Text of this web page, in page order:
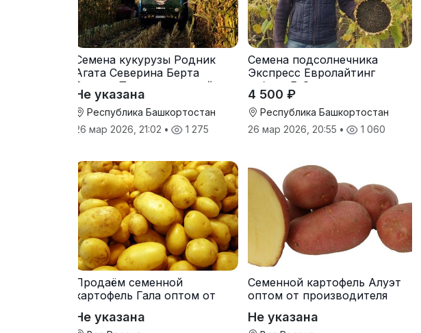
Семена кукурузы Родник
Агата Северина Берта
Вилора Прохладненский
Дарина Росс Машук
Катерина
Не указана
Республика Башкортостан
26 мар 2026, 21:02 • 1 275
Семена подсолнечника
Экспресс Евролайтинг
гибрид F-G+
4 500 ₽
Республика Башкортостан
26 мар 2026, 20:55 • 1 060
Продаём семенной
картофель Гала оптом от
Не указана
Семенной картофель Алуэт
оптом от производителя
Не указана